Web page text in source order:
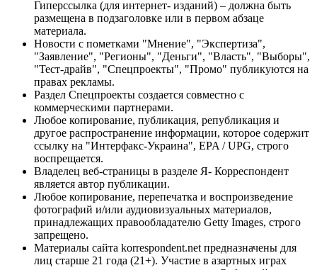
Гиперссылка (для интернет- изданий) – должна быть
размещена в подзаголовке или в первом абзаце
материала.
Новости с пометками "Мнение", "Экспертиза",
"Заявление", "Регионы", "Деньги", "Власть", "Выборы",
"Тест-драйв", "Спецпроекты", "Промо" публикуются на
правах рекламы.
Раздел Спецпроекты создается совместно с
коммерческими партнерами.
Любое копирование, публикация, републикация и
другое распространение информации, которое содержит
ссылку на "Интерфакс-Украина", EPA / UPG, строго
воспрещается.
Владелец веб-страницы в разделе Я- Корреспондент
является автор публикации.
Любое копирование, перепечатка и воспроизведение
фотографий и/или аудиовизуальных материалов,
принадлежащих правообладателю Getty Images, строго
запрещено.
Материалы сайта korrespondent.net предназначены для
лиц старше 21 года (21+). Участие в азартных играх